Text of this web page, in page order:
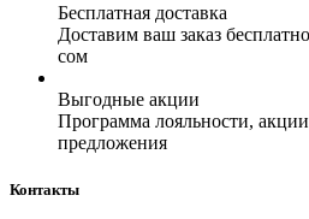
Бесплатная доставка
Доставим ваш заказ
сом
Выгодные акции
Программа лояльности,
предложения
Контакты